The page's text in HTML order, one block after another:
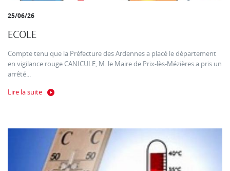
25/06/26
ECOLE
Compte tenu que la Préfecture des Ardennes a placé le département
en vigilance rouge CANICULE, M. le Maire de Prix-lès-Mézières a pris un
arrêté...
Lire la suite